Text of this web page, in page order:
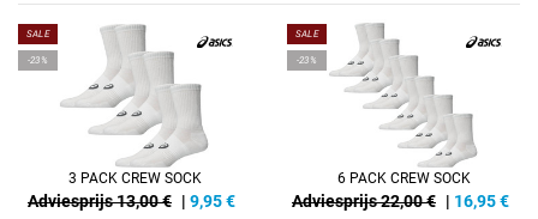
SALE
-23%
3 PACK CREW SOCK
Adviesprijs 13,00 € | 9,95€
SALE
-23%
6 PACK CREW SOCK
Adviesprijs 22,00 € | 16,95€